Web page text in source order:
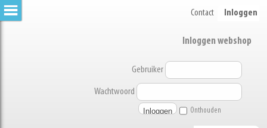
Contact Inloggen
Inloggen webshop
Gebruiker
Wachtwoord
Onthouden